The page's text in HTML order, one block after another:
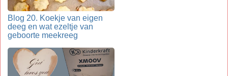
Blog 20. Koekje van eigen
deeg en wat ezeltje van
geboorte meekreeg